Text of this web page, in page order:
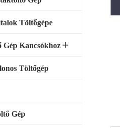
Töltőgépe
Kancsókhoz
Töltőgép
Gép